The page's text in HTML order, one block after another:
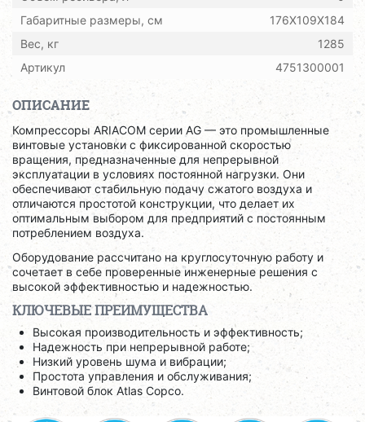
Габаритные размеры, см
176X109X184
Вес, кг
1285
Артикул
4751300001
ОПИСАНИЕ
Компрессоры ARIACOM серии AG — это промышленные
винтовые установки с фиксированной скоростью
вращения, предназначенные для непрерывной
эксплуатации в условиях постоянной нагрузки. Они
обеспечивают стабильную подачу сжатого воздуха и
отличаются простотой конструкции, что делает их
оптимальным выбором для предприятий с постоянным
потреблением воздуха.
Оборудование рассчитано на круглосуточную работу и
сочетает в себе проверенные инженерные решения с
высокой эффективностью и надежностью.
КЛЮЧЕВЫЕ ПРЕИМУЩЕСТВА
Высокая производительность и эффективность;
Надежность при непрерывной работе;
Низкий уровень шума и вибрации;
Простота управления и обслуживания;
Винтовой блок Atlas Copco.